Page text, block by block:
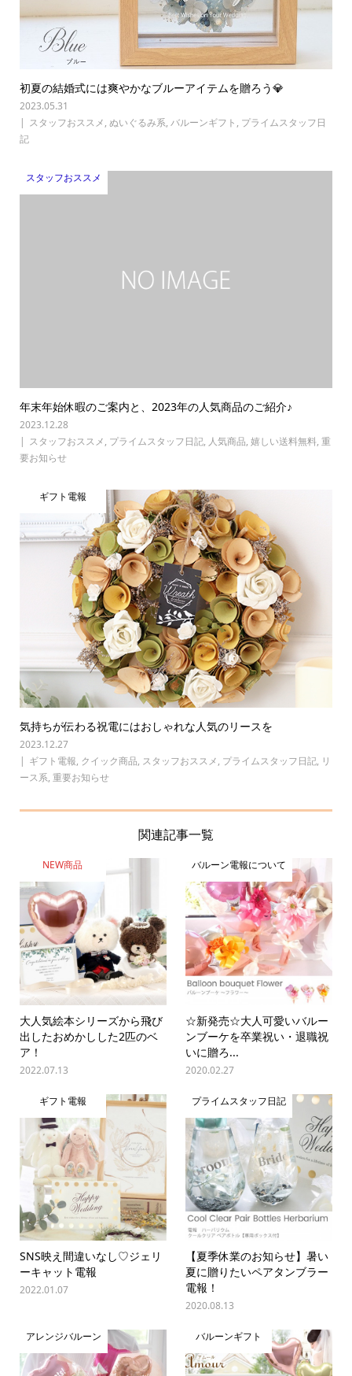
初夏の結婚式には爽やかなブルーアイテムを贈ろう💎
2023.05.31
スタッフおススメ, ぬいぐるみ系, バルーンギフト , プライムスタッフ日
記
スタッフおススメ
年末年始休暇のご案内と、2023年の人気商品のご紹介♪
2023.12.28
スタッフおススメ, プライムスタッフ日記, 人気商品, 嬉しい送料無料, 重
要お知らせ
ギフト電報
気持ちが伝わる祝電にはおしゃれな人気のリースを
2023.12.27
ギフト電報, クイック商品, スタッフおススメ, プライムスタッフ日記, リ
ース系, 重要お知らせ
関連記事一覧
NEW商品
大人気絵本シリーズから飛び
出したおめかしした2匹のベ
ア！
2022.07.13
バルーン電報について
☆新発売☆大人可愛いバルー
ンブーケを卒業祝い・退職祝
いに贈ろ...
2020.02.27
ギフト電報
SNS映え間違いなし♡ジェリ
ーキャット電報
2022.01.07
プライムスタッフ日記
【夏季休業のお知らせ】暑い
夏に贈りたいペアタンブラー
電報！
2020.08.13
アレンジバルーン バルーンギフト